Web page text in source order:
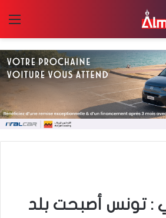
: تونس أصبحت بلد